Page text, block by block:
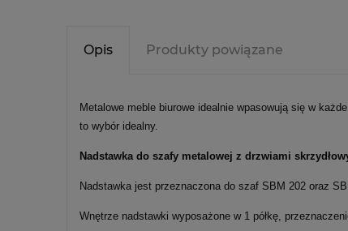
Opis Produkty powiązane
Metalowe meble biurowe idealnie wpasowują się w
to wybór idealny.
Nadstawka do szafy metalowej z drzwiami
Nadstawka jest przeznaczona do szaf SBM 202 oraz
Wnętrze nadstawki wyposażone w 1 półkę,